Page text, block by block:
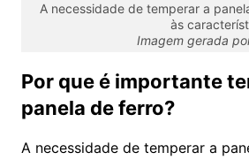
A necessidade de temperar a
às
Imagem gerada
Por que é importante
panela de ferro?
A necessidade de temperar a